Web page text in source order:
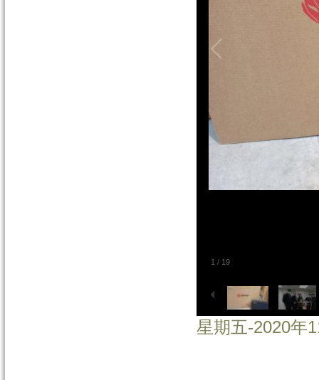
1 / 19
星期五-2020年